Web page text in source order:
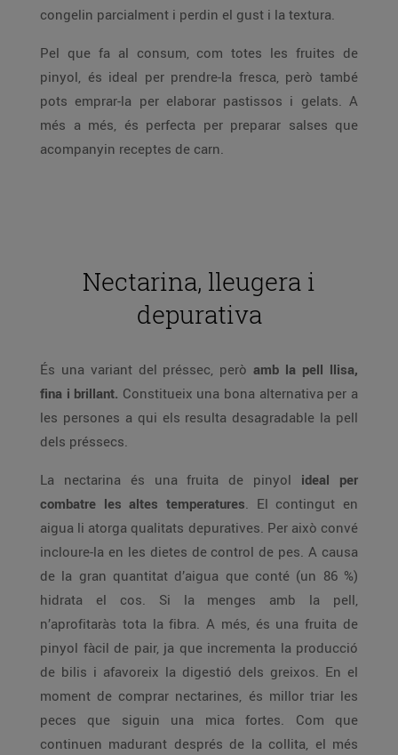
congelin parcialment i perdin el gust i la textura.
Pel que fa al consum, com totes les fruites de
pinyol, és ideal per prendre-la fresca, però també
pots emprar-la per elaborar pastissos i gelats. A
més a més, és perfecta per preparar salses que
acompanyin receptes de carn.
Nectarina, lleugera i
depurativa
És una variant del préssec, però amb la pell llisa,
fina i brillant. Constitueix una bona alternativa per a
les persones a qui els resulta desagradable la pell
dels préssecs.
La nectarina és una fruita de pinyol ideal per
combatre les altes temperatures. El contingut en
aigua li atorga qualitats depuratives. Per això convé
incloure-la en les dietes de control de pes. A causa
de la gran quantitat d’aigua que conté (un 86 %)
hidrata el cos. Si la menges amb la pell,
n’aprofitaràs tota la fibra. A més, és una fruita de
pinyol fàcil de pair, ja que incrementa la producció
de bilis i afavoreix la digestió dels greixos. En el
moment de comprar nectarines, és millor triar les
peces que siguin una mica fortes. Com que
continuen madurant després de la collita, el més